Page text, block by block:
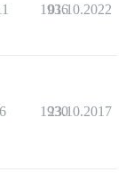
1936
01.10.2022
6 1930
23.10.2017